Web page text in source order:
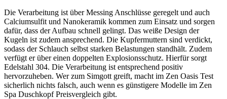
Die Verarbeitung ist über Messing Anschlüsse geregelt und auch
Calciumsulfit und Nanokeramik kommen zum Einsatz und sorgen
dafür, dass der Aufbau schnell gelingt. Das weiße Design der
Kugeln ist zudem ansprechend. Die Kupfermuttern sind verdickt,
sodass der Schlauch selbst starken Belastungen standhält. Zudem
verfügt er über einen doppelten Explosionsschutz. Hierfür sorgt
Edelstahl 304. Die Verarbeitung ist entsprechend positiv
hervorzuheben. Wer zum Simgott greift, macht im Zen Oasis Test
sicherlich nichts falsch, auch wenn es günstigere Modelle im Zen
Spa Duschkopf Preisvergleich gibt.